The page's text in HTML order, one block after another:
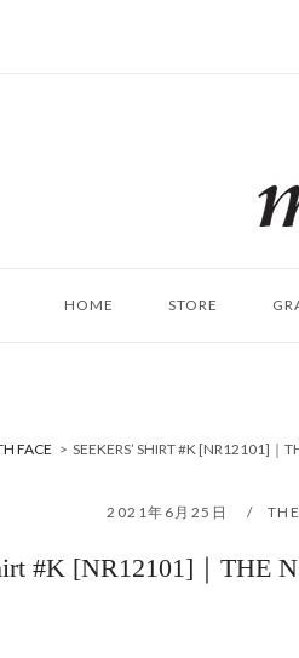
HOME STORE
FACE > SEEKERS’ SHIRT #K [NR12101]｜
2021年6月25日
#K [NR12101]｜THE